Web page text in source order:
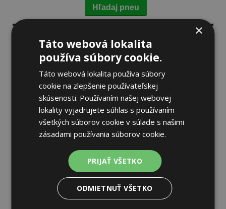
Hľadaj pneu
Od najlacnejšieho
Pirelli P ZERO WINTER 2
275/40 R20 109 V Zimné
A C
Nie je skladom Sledovať naskladnenie
304,07 €
×
Táto webová lokalita
používa súbory cookie.
Táto webová lokalita používa súbory
cookie na zlepšenie používateľskej
skúsenosti. Používaním našej webovej
lokality vyjadrujete súhlas s používaním
všetkých súborov cookie v súlade s našimi
zásadami používania súborov cookie.
PRIJAŤ VŠETKO
ODMIETNUŤ VŠETKO